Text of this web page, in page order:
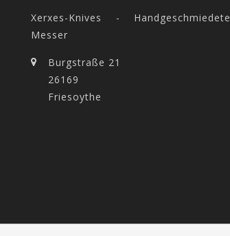
Xerxes-Knives - Handgeschmiedete
Messer
Burgstraße 21
26169
Friesoythe